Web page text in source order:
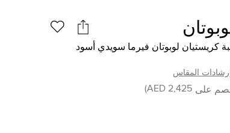
كريستيان لوبوتان فيرما سويدي أسود
إرشادات المقاس
على 2,425 AED
)